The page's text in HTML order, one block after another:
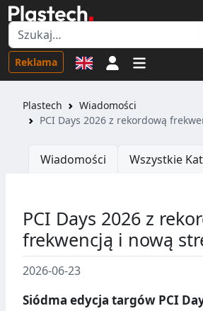
Reklama Logowanie
Plastech
Wiadomości
PCI Days 2026 z rekordową
Wiadomości Wszystkie
PCI Days 2026 z
frekwencją i nową
2026-06-23
Siódma edycja targów PCI